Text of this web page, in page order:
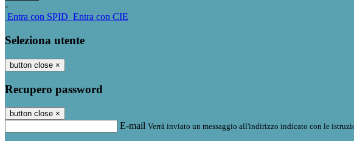
-
Entra con SPID Entra con CIE
Seleziona utente
button close ×
Recupero password
button close ×
E-mail Verrà inviato un messaggio all'indirizzo indicato con le